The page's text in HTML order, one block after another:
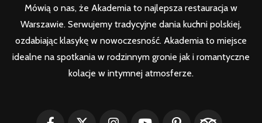
Mówią o nas, że Akademia to najlepsza restauracja w
Warszawie. Serwujemy tradycyjne dania kuchni polskiej,
ozdabiając klasykę w nowoczesność. Akademia to miejsce
idealne na spotkania w rodzinnym gronie jak i romantyczne
kolacje w intymnej atmosferze.